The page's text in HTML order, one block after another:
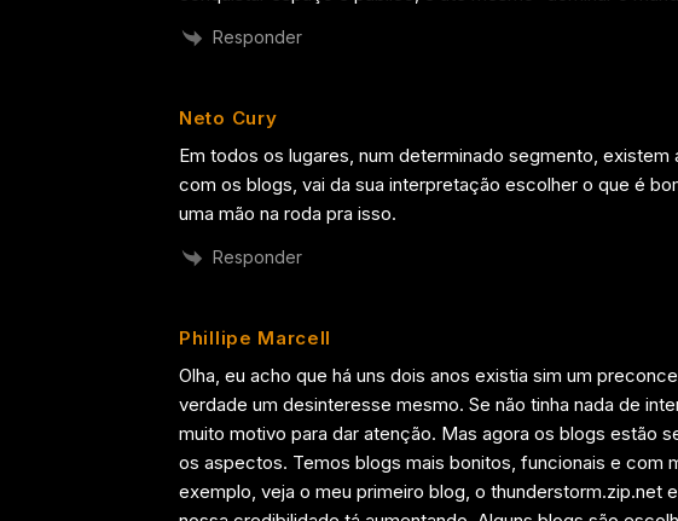
Responder
Neto Cury
Em todos os lugares, num determinado segmento,
com os blogs, vai da sua interpretação escolher o que é
uma mão na roda pra isso.
Responder
Phillipe Marcell
Olha, eu acho que há uns dois anos existia sim um
verdade um desinteresse mesmo. Se não tinha nada de
muito motivo para dar atenção. Mas agora os blogs estão
os aspectos. Temos blogs mais bonitos, funcionais e com
exemplo, veja o meu primeiro blog, o thunderstorm.zip.net